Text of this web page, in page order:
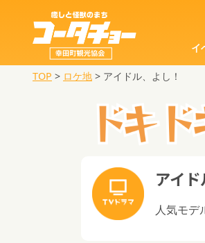
イ
TOP > ロケ地 > アイドル、よし！
アイド
人気モデ